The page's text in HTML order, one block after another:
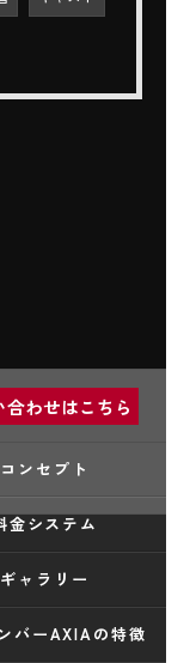
合わせはこちら
コンセプト
金システム
ギャラリー
バーAXIAの特徴